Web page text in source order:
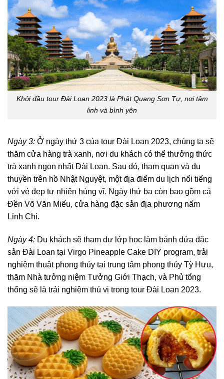
Khởi đầu tour Đài Loan 2023 là Phật Quang Sơn Tự, nơi tâm
linh và bình yên
Ngày 3: Ở ngày thứ 3 của tour Đài Loan 2023, chúng ta sẽ
thăm cửa hàng trà xanh, nơi du khách có thể thưởng thức
trà xanh ngon nhất Đài Loan. Sau đó, tham quan và du
thuyền trên hồ Nhật Nguyệt, một địa điểm du lịch nổi tiếng
với vẻ đẹp tự nhiên hùng vĩ. Ngày thứ ba còn bao gồm cả
Đền Võ Văn Miếu, cửa hàng đặc sản địa phương nấm
Linh Chi.
Ngày 4: Du khách sẽ tham dự lớp học làm bánh dứa đặc
sản Đài Loan tại Virgo Pineapple Cake DIY program, trải
nghiệm thuật phong thủy tại trung tâm phong thủy Tỳ Hưu,
thăm Nhà tưởng niệm Tưởng Giới Thạch, và Phủ tổng
thống sẽ là trải nghiệm thú vị trong tour Đài Loan 2023.